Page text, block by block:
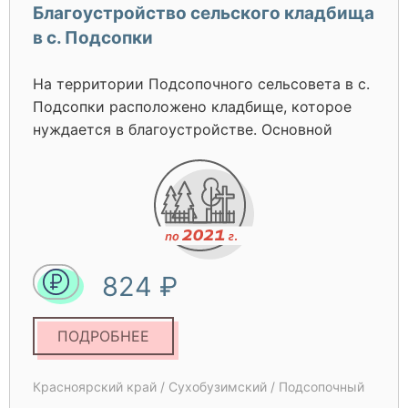
Благоустройство сельского кладбища
в с. Подсопки
На территории Подсопочного сельсовета в с.
Подсопки расположено кладбище, которое
нуждается в благоустройстве. Основной
кладбища, является старое, пришедшее в
негодность ограждение, которое
периодически ремонтировалось с помощью
жителей села. Деревянные столбы быстро
подгнивают, падают, изгородь ломается.
Неопрятный вид производит грустное
родительский день, троица и др.) на
кладбище приезжают много людей и они
видят, что ограждение территории кладбища
824 ₽
ПОДРОБНЕЕ
Красноярский край / Сухобузимский / Подсопочный